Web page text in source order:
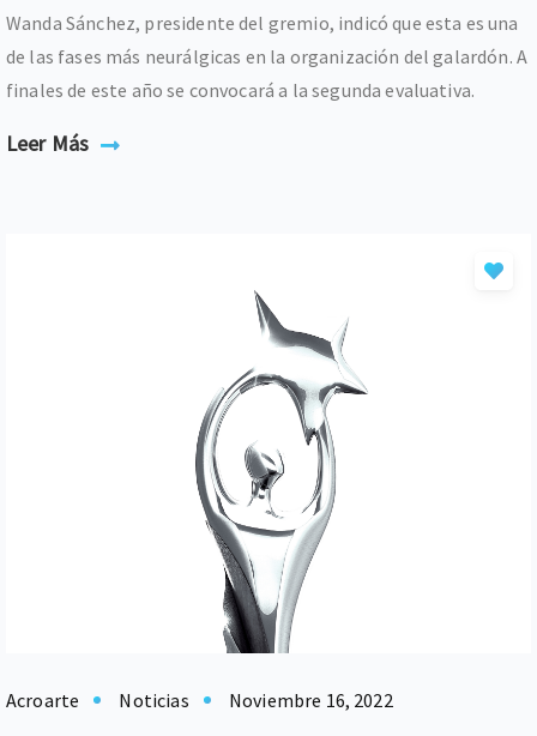
Wanda Sánchez, presidente del gremio, indicó que esta es una
de las fases más neurálgicas en la organización del galardón. A
finales de este año se convocará a la segunda evaluativa.
Leer Más
Acroarte Noticias Noviembre 16, 2022